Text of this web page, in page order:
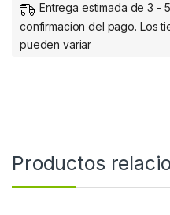
Entrega estimada de 3 -
confirmacion del pago. Los
pueden variar
Productos